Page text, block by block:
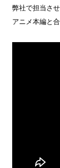
弊社で担当さ
アニメ本編と